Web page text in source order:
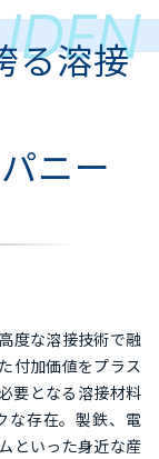
る溶接
ニー
度な溶接技術で融
付加価値をプラス
要となる溶接材料
な存在。製鉄、電
といった身近な産